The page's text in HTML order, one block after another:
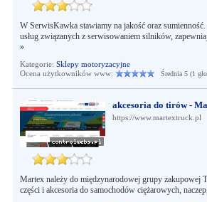
W SerwisKawka stawiamy na jakość oraz
usług związanych z serwisowaniem silników,
»
Kategorie: Sklepy motoryzacyjne
Ocena użytkowników www:
Średnia 5 (1
akcesoria do tirów -
https://www.martextruck.pl
Martex należy do międzynarodowej grupy zakupowej
części i akcesoria do samochodów ciężarowych,